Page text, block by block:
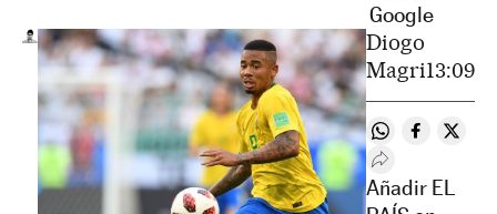
Google
Diogo
Magri13:09
Compartir en
Compartir
Desplegar
Añadir EL